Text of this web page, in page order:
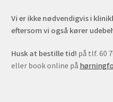
Vi er ikke nødvendigvis i
eftersom vi også kører
Husk at bestille tid! på tlf. 60
eller book online på